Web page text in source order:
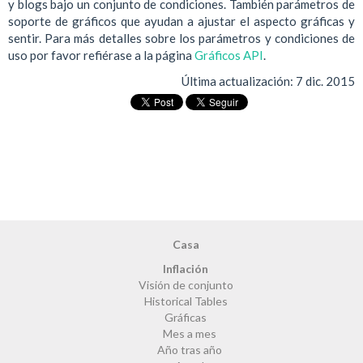
y blogs bajo un conjunto de condiciones. También parámetros de
soporte de gráficos que ayudan a ajustar el aspecto gráficas y
sentir. Para más detalles sobre los parámetros y condiciones de
uso por favor refiérase a la página Gráficos API.
Última actualización: 7 dic. 2015
Casa
Inflación
Visión de conjunto
Historical Tables
Gráficas
Mes a mes
Año tras año